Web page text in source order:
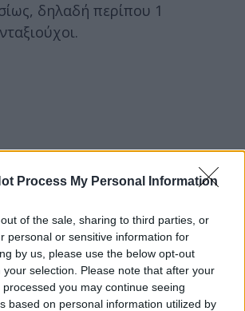
Process My Personal Information
of the sale, sharing to third parties, or
personal or sensitive information for
by us, please use the below opt-out
selection. Please note that after your
you may continue seeing
based on personal information utilized by
δηλαδή περίπου 1